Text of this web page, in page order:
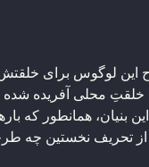
لوگوس برای
خلقتِ محلی آفریده
همانطور که
تحریف نخستین چه